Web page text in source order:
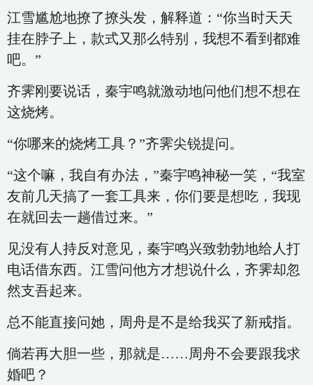
江雪尴尬地撩了撩头发，解释道：“你当时天天
挂在脖子上，款式又那么特别，我想不看到都难
吧。”
齐霁刚要说话，秦宇鸣就激动地问他们想不想在
这烧烤。
“你哪来的烧烤工具？”齐霁尖锐提问。
“这个嘛，我自有办法，”秦宇鸣神秘一笑，“我室
友前几天搞了一套工具来，你们要是想吃，我现
在就回去一趟借过来。”
见没有人持反对意见，秦宇鸣兴致勃勃地给人打
电话借东西。江雪问他方才想说什么，齐霁却忽
然支吾起来。
总不能直接问她，周舟是不是给我买了新戒指。
倘若再大胆一些，那就是……周舟不会要跟我求
婚吧？